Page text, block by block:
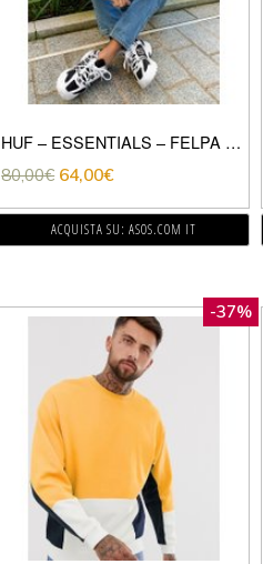
HUF – ESSENTIALS – FELPA CON CAPPUCCIO CON RIQUADRO CON LOGO, COLORE GRIGIO
80,00€ 64,00€
ACQUISTA SU: ASOS.COM IT
-37%